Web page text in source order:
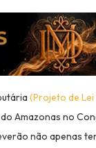
(Projeto de
Amazonas no
não apenas